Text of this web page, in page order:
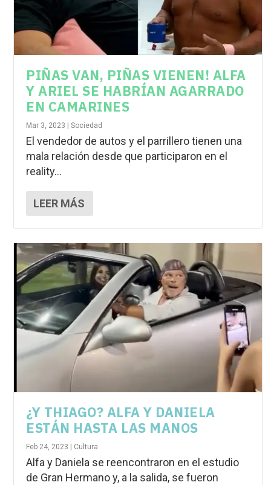
PIÑAS VAN, PIÑAS VIENEN! ALFA
Y ARIEL SE HABRÍAN AGARRADO
EN CAMARINES
Mar 3, 2023 |Sociedad
El vendedor de autos y el parrillero tienen una
mala relación desde que participaron en el
reality...
LEER MÁS
¿Y THIAGO? ALFA Y DANIELA
ESTÁN HASTA LAS MANOS
Feb 24, 2023 | Cultura
Alfa y Daniela se reencontraron en el estudio
de Gran Hermano y, a la salida, se fueron